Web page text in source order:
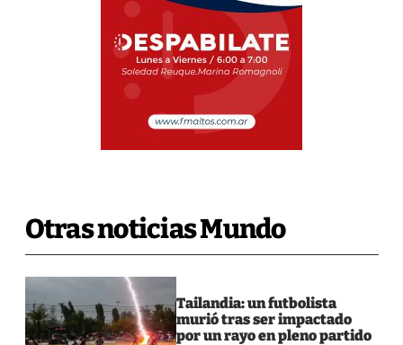
Otras noticias Mundo
Tailandia: un futbolista
murió tras ser impactado
por un rayo en pleno partido